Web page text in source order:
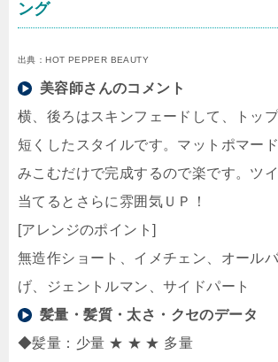
ング
出典：HOT PEPPER BEAUTY
美容師さんのコメント
横、後ろはスキンフェードして、トッ
短くしたスタイルです。マットポマー
みこむだけで完成するので楽です。ツ
当てるとさらに雰囲気ＵＰ！
[アレンジのポイント]
無造作ショート、イメチェン、オール
げ、ジェントルマン、サイドパート
髪量・髪質・太さ・クセのデータ
◆髪量：少量 ★ ★ ★ 多量